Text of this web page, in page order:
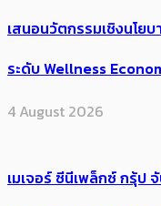
เสนอนวัตกรรมเชิงนโย
ระดับ Wellness
4 August 2026
เมเจอร์ ซีนีเพล็กซ์ กรุ้ป